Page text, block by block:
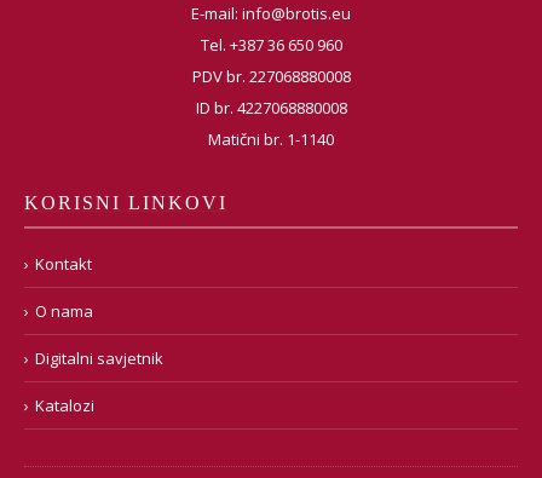
E-mail: info@brotis.eu
Tel. +387 36 650 960
PDV br. 227068880008
ID br. 4227068880008
Matični br. 1-1140
KORISNI LINKOVI
Kontakt
O nama
Digitalni savjetnik
Katalozi